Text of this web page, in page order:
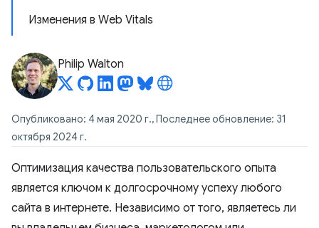
Изменения в Web Vitals
Philip Walton
Опубликовано: 4 мая 2020 г., Последнее обновление: 31
октября 2024 г.
Оптимизация качества пользовательского опыта
является ключом к долгосрочному успеху любого
сайта в интернете. Независимо от того, являетесь ли